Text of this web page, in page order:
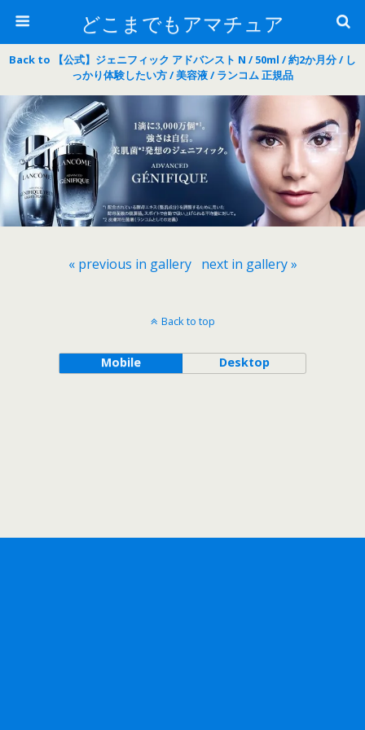
どこまでもアマチュア
Back to 【公式】ジェニフィック アドバンスト N / 50ml / 約2か月分 / し
っかり体験したい方 / 美容液 / ランコム 正規品
« previous in gallery next in gallery »
Back to top
Mobile Desktop